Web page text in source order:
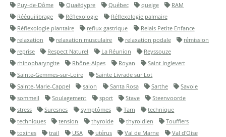
Puy-de-Dôme
Quaëdypre Québec queige
RAM
Rééquilibrage
Réflexologie
Réflexologie palmaire
Réflexologie plantaire
reflux gastrique
Relais Petite Enfance
relaxation
relaxation musculaire relaxation podale
rémission
reprise
Respect Naturel La Réunion
Reyssouze
rhinopharyngite
Rhône-Alpes Royan
Saint Inglevert
Sainte-Gemmes-sur-Loire
Sainte Livrade sur Lot
Sainte-Marie-Cappel
salon Santa Rosa Sarthe
Savoie
sommeil
Soulagement sport Stave
Steenvoorde
stress
Suresnes symptômes Tarn
technique
techniques
tension thyroide thyroidien
Toufflers
toxines
trail USA utérus Val de Marne
Val d'Oise